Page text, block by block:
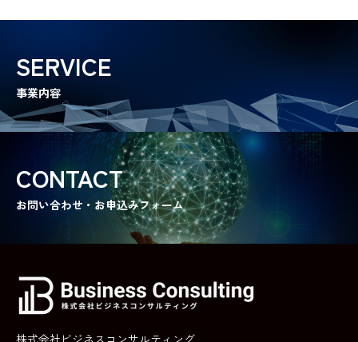
中小企業の管理者・従業員向けの実践的労務研修プログラム
ハタコレladies
中卒・若年女性向けの就職支援サービス
ハタコレmens
中卒・若年男性向けの就職支援サービス
RECRUIT
成長と挑戦の舞台はここに。
情報を武器に、未来を切り拓く
SERVICE
事業内容
CONTACT
お問い合わせ・お申込みフォーム
株式会社ビジネスコンサルティング